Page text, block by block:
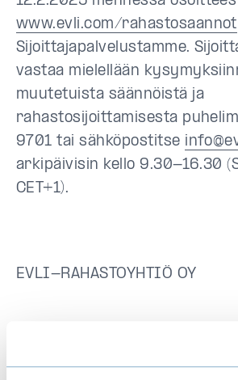
www.evli.com/rahastosaannot
Sijoittajapalvelustamme.
vastaa mielellään
muutetuista säännöistä ja
rahastosijoittamisesta
9701 tai sähköpostitse
arkipäivisin kello 9.30-16.30
CET+1).
EVLI-RAHASTOYHTIÖ OY